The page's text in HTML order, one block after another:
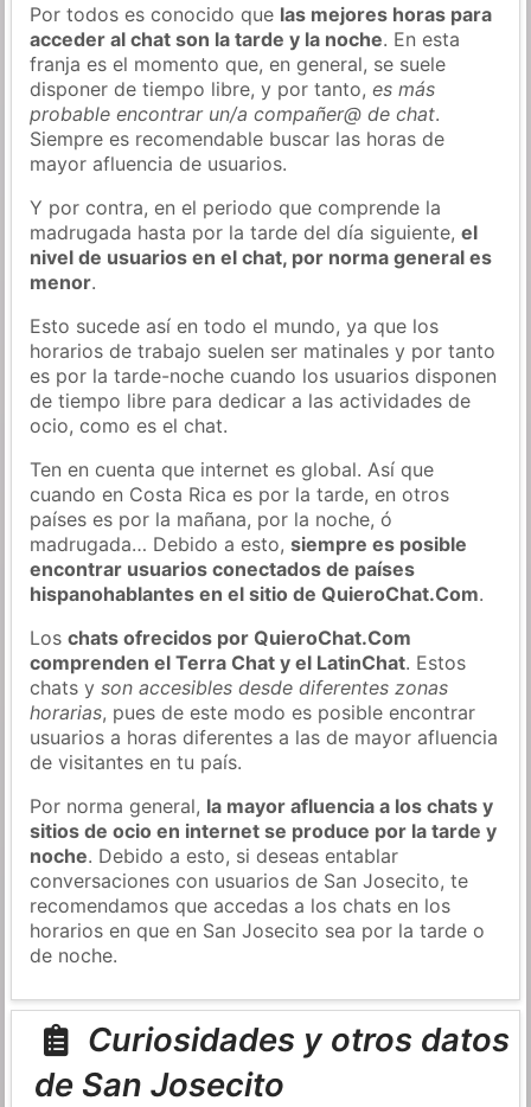
Por todos es conocido que las mejores horas para
acceder al chat son la tarde y la noche. En esta
franja es el momento que, en general, se suele
disponer de tiempo libre, y por tanto,es más
probable encontrar un/a compañer@ de chat.
Siempre es recomendable buscar las horas de
mayor afluencia de usuarios.
Y por contra, en el periodo que comprende la
madrugada hasta por la tarde del día siguiente,el
nivel de usuarios en el chat, por norma general es
menor.
Esto sucede así en todo el mundo, ya que los
horarios de trabajo suelen ser matinales y por tanto
es por la tarde-noche cuando los usuarios disponen
de tiempo libre para dedicar a las actividades de
ocio, como es el chat.
Ten en cuenta que internet es global. Así que
cuando en Costa Rica es por la tarde, en otros
países es por la mañana, por la noche, ó
madrugada… Debido a esto,siempre es posible
encontrar usuarios conectados de países
hispanohablantes en el sitio de QuieroChat.Com.
Loschats ofrecidos por QuieroChat.Com
comprenden el Terra Chat y el LatinChat. Estos
chats yson accesibles desde diferentes zonas
horarias, pues de este modo es posible encontrar
usuarios a horas diferentes a las de mayor afluencia
de visitantes en tu país.
Por norma general, la mayor afluencia a los chats y
sitios de ocio en internet se produce por la tarde y
noche. Debido a esto, si deseas entablar
conversaciones con usuarios de San Josecito, te
recomendamos que accedas a los chats en los
horarios en que en San Josecito sea por la tarde o
de noche.
Curiosidades y otros datos
de San Josecito